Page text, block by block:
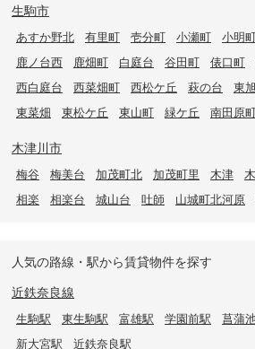
生駒市
あすか野北 有里町 壱分町 小瀬町 小明
鹿ノ台西
鹿畑町 白庭台 谷田町 俵口町
西白庭台
西菜畑町 西松ケ丘 萩の台 東
東菜畑
東松ケ丘 東山町 緑ケ丘 南田原
木津川市
梅谷 梅美台 加茂町北 加茂町里 木津
相楽
相楽台 城山台 吐師 山城町北河原
人気の路線・駅から賃貸物件を探す
近鉄奈良線
生駒駅 東生駒駅 富雄駅 学園前駅 菖蒲
新大宮駅
近鉄奈良駅